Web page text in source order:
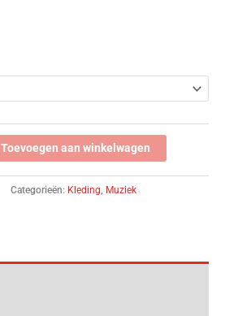
Toevoegen aan winkelwagen
Categorieën: Kleding, Muziek